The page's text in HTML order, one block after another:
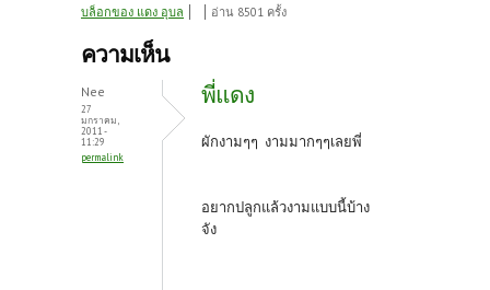
ce
b
k
w
itt
nt
es
t
บล็อกของ แดง อุบล อ่าน 8501 ครั้ง
ความเห็น
Nee
27
มกราคม,
2011 -
11:29
permalink
พี่แดง
ผักงามๆๆ งามมากๆๆเลยพี่
อยากปลูกแล้วงามแบบนี้บ้าง
จัง